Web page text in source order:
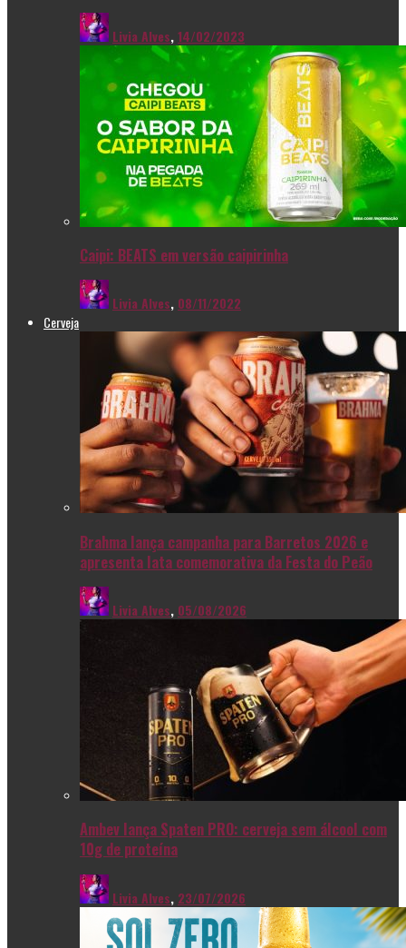
Livia Alves,14/02/2023
Caipi: BEATS em versão caipirinha
Livia Alves, 08/11/2022
Cerveja
Brahma lança campanha para Barretos 2026 e
apresenta lata comemorativa da Festa do Peão
Livia Alves, 05/08/2026
Ambev lança Spaten PRO: cerveja sem álcool com
10g de proteína
Livia Alves, 23/07/2026